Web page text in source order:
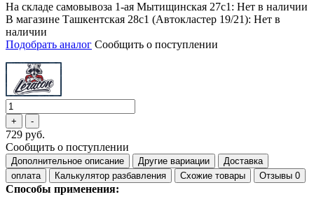
На складе самовывоза 1-ая Мытищинская 27с1: Нет в наличии
В магазине Ташкентская 28с1 (Автокластер 19/21): Нет в
наличии
Подобрать аналог Сообщить о поступлении
729 руб.
Сообщить о поступлении
Дополнительное описание Другие вариации
Доставка
оплата
Калькулятор разбавления Схожие товары Отзывы 0
Способы применения: